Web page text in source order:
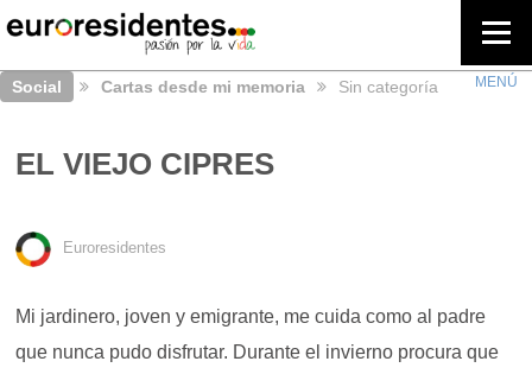
Social Cartas desde mi memoria Sin categoría
EL VIEJO CIPRES
Euroresidentes
Mi jardinero, joven y emigrante, me cuida como al padre
que nunca pudo disfrutar. Durante el invierno procura que